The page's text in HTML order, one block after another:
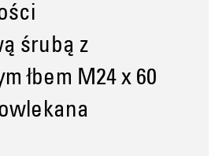
śrubą z
łbem M24 x 60